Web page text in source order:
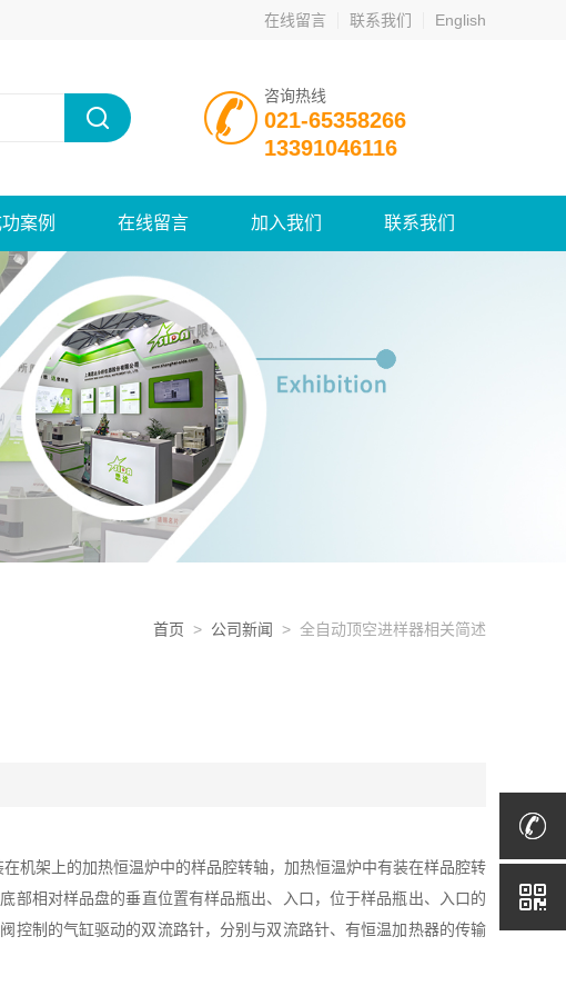
在线留言 联系我们 English
咨询热线
021-65358266
13391046116
案例 在线留言 加入我们 联系我们
首页 > 公司新闻 > 全自动顶空进样器相关简述
机架上的加热恒温炉中的样品腔转轴，加热恒温炉中有装在样品腔转
部相对样品盘的垂直位置有样品瓶出、入口，位于样品瓶出、入口的
控制的气缸驱动的双流路针，分别与双流路针、有恒温加热器的传输